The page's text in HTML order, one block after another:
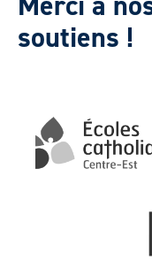
soutiens !